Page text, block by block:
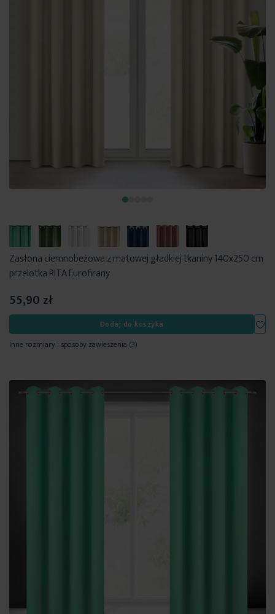
Zasłona ciemnobeżowa z matowej gładkiej tkaniny 140x250 cm
przelotka RITA Eurofirany
55,90 zł
Dodaj do koszyka
Inne rozmiary i sposoby zawieszenia (3)